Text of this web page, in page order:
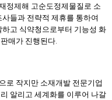
정제해 고순도정제물질로 소
들과 전략적 제휴를 통하여
고 식약청으로부터 기능성 화
매가 진행된다.
로 작지만 소재개발 전문기업
알리고 세계화를 이루어 나갈